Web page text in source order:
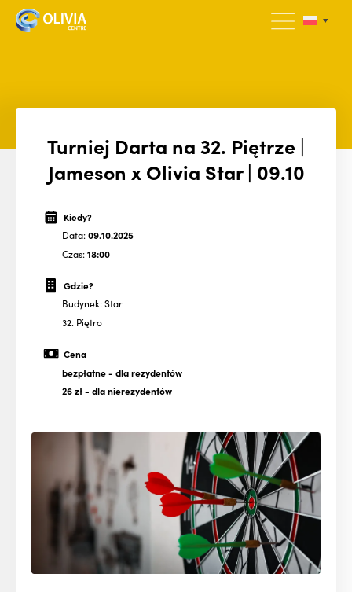
Turniej Darta na 32. Piętrze |
Jameson x Olivia Star | 09.10
Kiedy?
Data:09.10.2025
Czas:18:00
Gdzie?
Budynek: Star
32. Piętro
Cena
bezpłatne- dla rezydentów
26 zł- dla nierezydentów